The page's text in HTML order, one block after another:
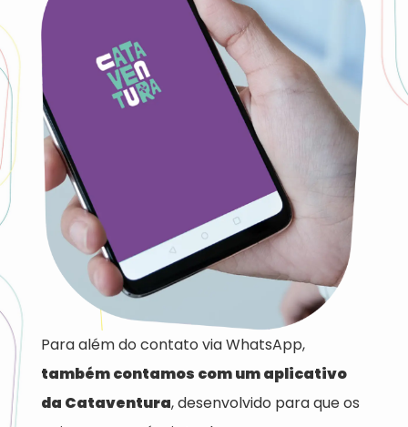
Para além do contato via WhatsApp,
também contamos com um aplicativo
da Cataventura, desenvolvido para que os